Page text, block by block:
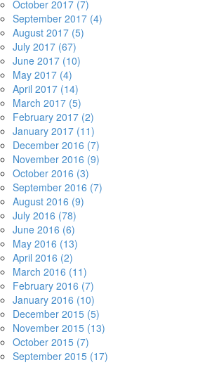
October 2017 (7)
September 2017 (4)
August 2017 (5)
July 2017 (67)
June 2017 (10)
May 2017 (4)
April 2017 (14)
March 2017 (5)
February 2017 (2)
January 2017 (11)
December 2016 (7)
November 2016 (9)
October 2016 (3)
September 2016 (7)
August 2016 (9)
July 2016 (78)
June 2016 (6)
May 2016 (13)
April 2016 (2)
March 2016 (11)
February 2016 (7)
January 2016 (10)
December 2015 (5)
November 2015 (13)
October 2015 (7)
September 2015 (17)